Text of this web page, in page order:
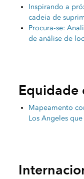
Inspirando a
cadeia de
Procura-se:
de análise de
Equidade
Mapeamento
Los Angeles